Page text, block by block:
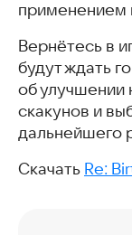
применением
Вернётесь в
будут ждать
об улучшении
скакунов и
дальнейшего
Скачать Re: